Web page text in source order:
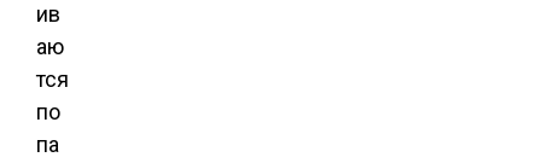
ив
аю
тся
по
па